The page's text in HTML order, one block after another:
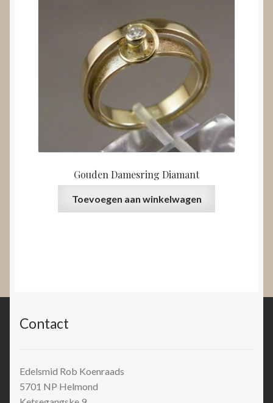
Gouden Damesring Diamant
Toevoegen aan winkelwagen
Contact
Edelsmid Rob Koenraads
5701 NP Helmond